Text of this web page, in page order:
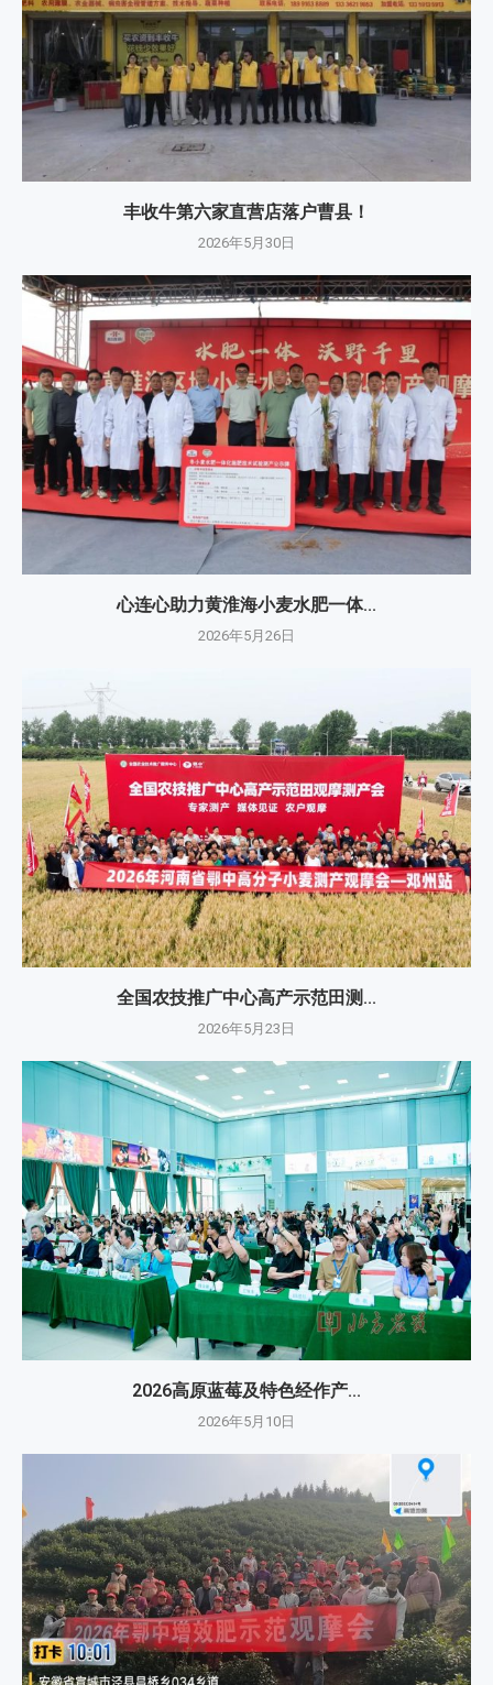
丰收牛第六家直营店落户曹县！
2026年5月30日
心连心助力黄淮海小麦水肥一体...
2026年5月26日
全国农技推广中心高产示范田测...
2026年5月23日
2026高原蓝莓及特色经作产...
2026年5月10日